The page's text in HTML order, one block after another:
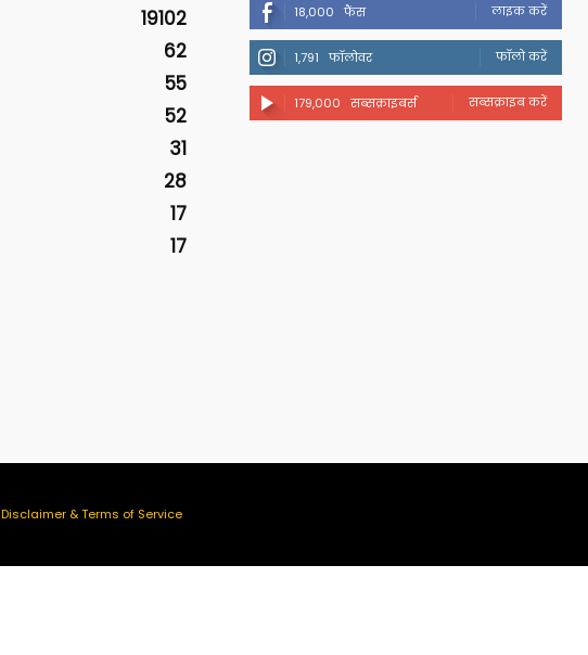
19102
62
55
52
31
28
17
17
18,000 फैंस लाइक करें
1,791 फॉलोवर फॉलो करें
179,000 सब्सक्राइबर्स सब्सक्राइब करें
Disclaimer & Terms of Service